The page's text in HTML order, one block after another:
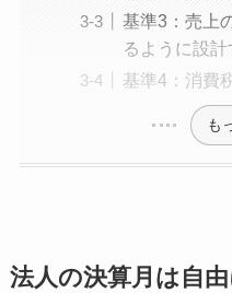
基準3：売上
るように設計
基準4：消費
も
法人の決算月は自